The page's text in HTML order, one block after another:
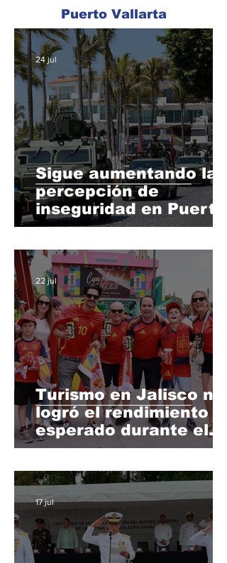
Puerto Vallarta
Sigue aumentando la
percepción de
inseguridad en Puerto
Vallarta; llega a 65%
24 jul
Turismo en Jalisco no
logró el rendimiento
esperado durante el
Mundial 2026
22 jul
17 jul